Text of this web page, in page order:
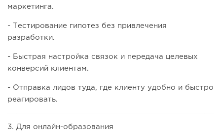
маркетинга.
- Тестирование гипотез без привлечения
разработки.
- Быстрая настройка связок и передача целевых
конверсий клиентам.
- Отправка лидов туда, где клиенту удобно и быстро
реагировать.
3. Для онлайн-образования